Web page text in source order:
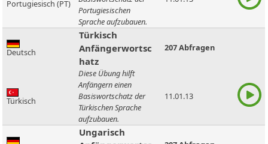
Portugiesisch (PT)
Portugiesischen
Sprache aufzubauen.
Deutsch
Türkisch
Anfängerwortsc
hatz
207 Abfragen
Türkisch
Diese Übung hilft
Anfängern einen
Basiswortschatz der
Türkischen Sprache
aufzubauen.
11.01.13
Ungarisch